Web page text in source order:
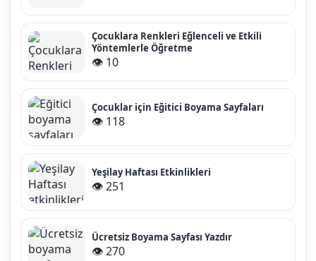
Çocuklara Renkleri Eğlenceli ve Etkili
Yöntemlerle Öğretme
👁️ 10
Çocuklar için Eğitici Boyama Sayfaları
👁️ 118
Yeşilay Haftası Etkinlikleri
👁️ 251
Ücretsiz Boyama Sayfası Yazdır
👁️ 270